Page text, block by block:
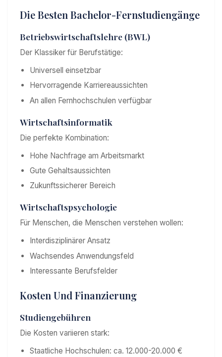
Die Besten Bachelor-Fernstudiengänge
Betriebswirtschaftslehre (BWL)
Der Klassiker für Berufstätige:
Universell einsetzbar
Hervorragende Karriereaussichten
An allen Fernhochschulen verfügbar
Wirtschaftsinformatik
Die perfekte Kombination:
Hohe Nachfrage am Arbeitsmarkt
Gute Gehaltsaussichten
Zukunftssicherer Bereich
Wirtschaftspsychologie
Für Menschen, die Menschen verstehen wollen:
Interdisziplinärer Ansatz
Wachsendes Anwendungsfeld
Interessante Berufsfelder
Kosten Und Finanzierung
Studiengebühren
Die Kosten variieren stark:
Staatliche Hochschulen: ca. 12.000-20.000 €